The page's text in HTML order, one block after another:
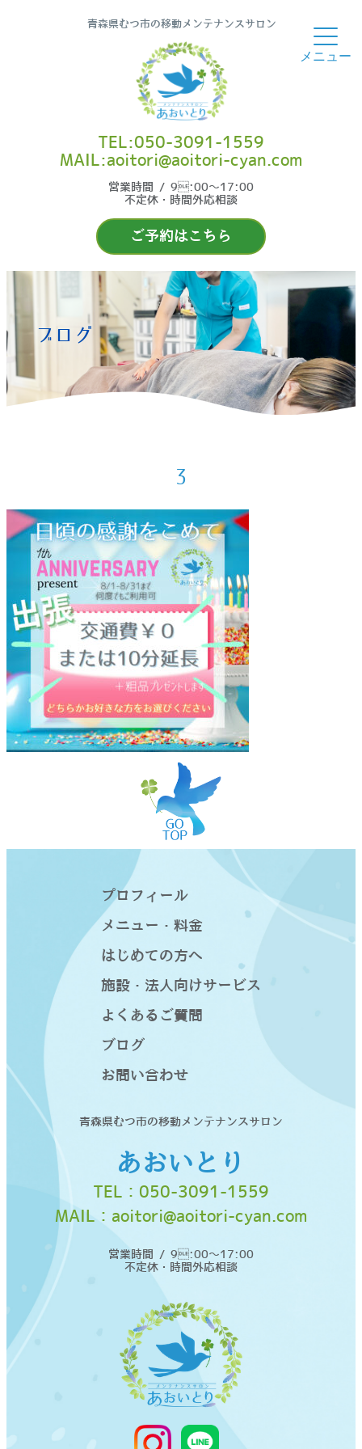
青森県むつ市の移動メンテナンスサロン
ご予約はこちら
TEL:050-3091-1559
MAIL:aoitori@aoitori-cyan.com
営業時間 / 9:00〜17:00
不定休・時間外応相談
ブログ
3
青森県むつ市の移動メンテナンスサロン
あおいとり
TEL： 050-3091-1559
MAIL： aoitori@aoitori-cyan.com
営業時間 / 9:00〜17:00
不定休・時間外応相談
プロフィール
メニュー・料金
はじめての方へ
施設・法人向けサービス
よくあるご質問
ブログ
お問い合わせ